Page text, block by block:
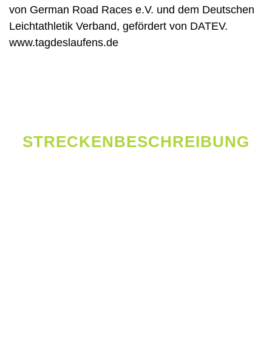
von German Road Races e.V. und dem Deutschen
Leichtathletik Verband, gefördert von DATEV.
www.tagdeslaufens.de
STRECKENBESCHREIBUNG